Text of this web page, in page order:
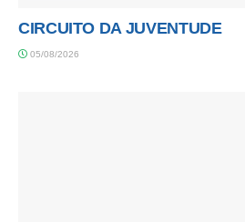
CIRCUITO DA JUVENTUDE
05/08/2026